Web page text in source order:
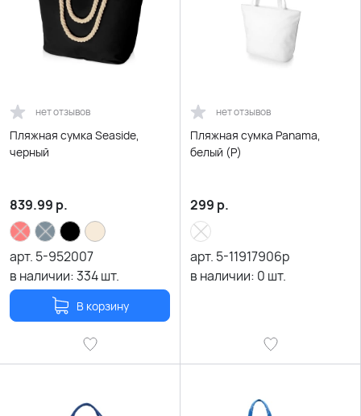
нет отзывов
Пляжная сумка Seaside,
черный
839.99 р.
арт. 5-952007
в наличии:334шт.
В корзину
нет отзывов
Пляжная сумка Panama,
белый (Р)
299 р.
арт. 5-11917906р
в наличии: 0 шт.